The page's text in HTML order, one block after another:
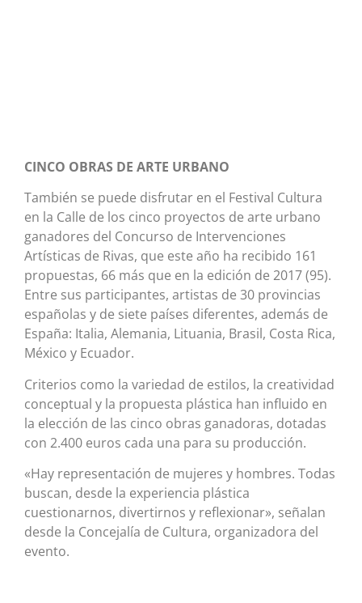
CINCO OBRAS DE ARTE URBANO
También se puede disfrutar en el Festival Cultura
en la Calle de los cinco proyectos de arte urbano
ganadores del Concurso de Intervenciones
Artísticas de Rivas, que este año ha recibido 161
propuestas, 66 más que en la edición de 2017 (95).
Entre sus participantes, artistas de 30 provincias
españolas y de siete países diferentes, además de
España: Italia, Alemania, Lituania, Brasil, Costa Rica,
México y Ecuador.
Criterios como la variedad de estilos, la creatividad
conceptual y la propuesta plástica han influido en
la elección de las cinco obras ganadoras, dotadas
con 2.400 euros cada una para su producción.
«Hay representación de mujeres y hombres. Todas
buscan, desde la experiencia plástica
cuestionarnos, divertirnos y reflexionar», señalan
desde la Concejalía de Cultura, organizadora del
evento.